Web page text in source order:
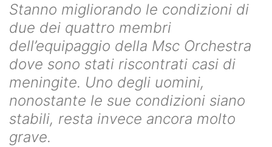
Stanno migliorando le condizioni di
due dei quattro membri
dell’equipaggio della Msc Orchestra
dove sono stati riscontrati casi di
meningite. Uno degli uomini,
nonostante le sue condizioni siano
stabili, resta invece ancora molto
grave.